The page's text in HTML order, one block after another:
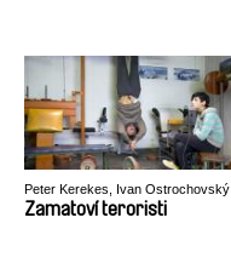
Peter Kerekes, Ivan Ostrochovský,
Pavol Pekarčík
Zamatoví teroristi